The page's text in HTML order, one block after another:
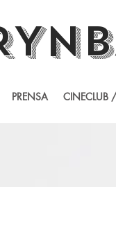
PRENSA CINECLUB